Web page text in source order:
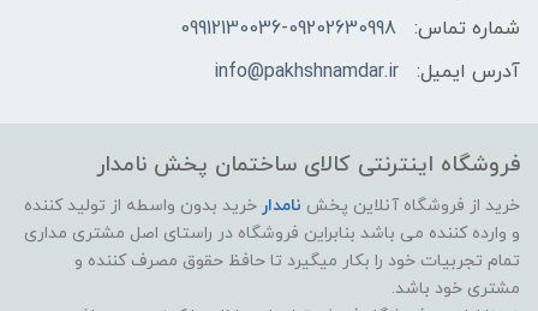
شماره تماس:
09912130036-09202630998
آدرس ایمیل:
info@pakhshnamdar.ir
فروشگاه اینترنتی کالای ساختمان پخش نامدار
خرید از فروشگاه آنلاین پخش نامدار خرید بدون واسطه از تولید کننده
و وارده کننده می باشد بنابراین فروشگاه در راستای اصل مشتری مداری
تمام تجربیات خود را بکار میگیرد تا حافظ حقوق مصرف کننده و
مشتری خود باشد.